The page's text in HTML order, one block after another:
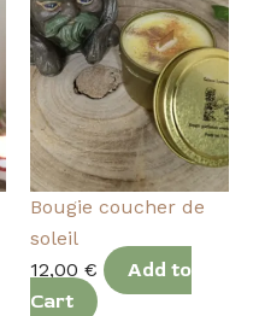
Bougie coucher de
soleil
12,00 €
Add to
Cart